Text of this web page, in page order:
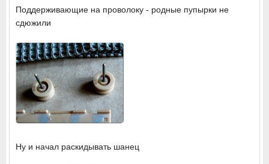
Поддерживающие на проволоку - родные пупырки не
сдюжили
Ну и начал раскидывать шанец